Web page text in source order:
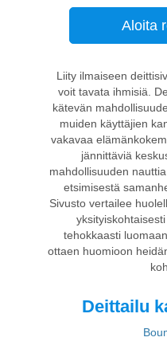
Aloita
Liity ilmaiseen
voit tavata ihmisiä.
kätevän
muiden käyttäjien
vakavaa
jännittäviä
mahdollisuuden
etsimisestä
Sivusto vertailee
tehokkaasti
ottaen huomioon
Deittailu